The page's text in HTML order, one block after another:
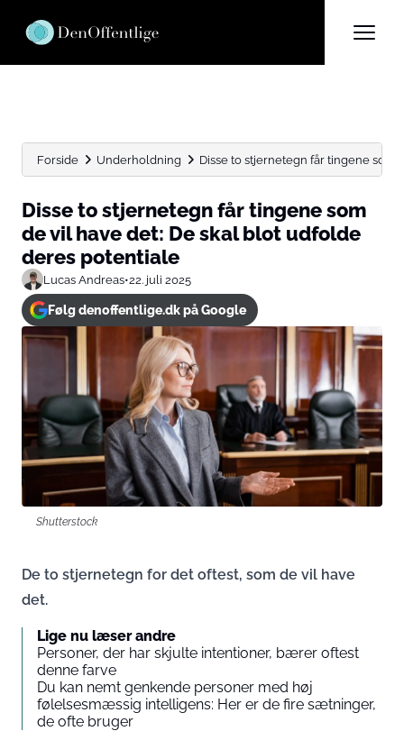
Forside Underholdning Disse to stjernetegn får tingene som
Disse to stjernetegn får tingene som
de vil have det: De skal blot udfolde
deres potentiale
Lucas Andreas•22. juli 2025
Følg denoffentlige.dk på Google
Shutterstock
De to stjernetegn for det oftest, som de vil have
det.
Lige nu læser andre
Personer, der har skjulte intentioner, bærer oftest
denne farve
Du kan nemt genkende personer med høj
følelsesmæssig intelligens: Her er de fire sætninger,
de ofte bruger